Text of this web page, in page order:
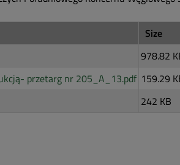
Size
978.82
przetarg nr 205_A_13.pdf 159.29
242 KB